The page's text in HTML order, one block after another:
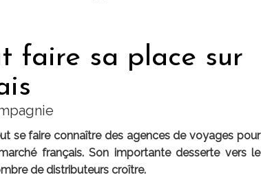
faire sa place sur
se faire connaître des agences de voyages pour
français. Son importante desserte vers le
de distributeurs croître.